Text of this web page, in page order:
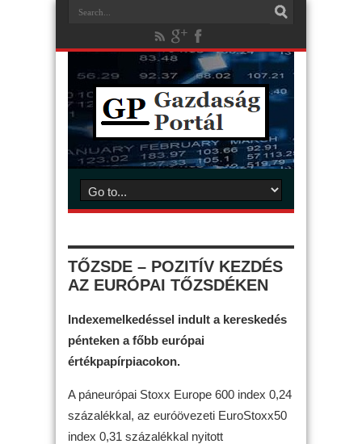
TŐZSDE – POZITÍV KEZDÉS
AZ EURÓPAI TŐZSDÉKEN
Indexemelkedéssel indult a kereskedés
pénteken a főbb európai
értékpapírpiacokon.
A páneurópai Stoxx Europe 600 index 0,24
százalékkal, az euróövezeti EuroStoxx50
index 0,31 százalékkal nyitott